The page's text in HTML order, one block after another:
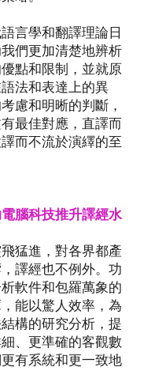
學和翻譯理論日
們更加清楚地辨析
點和限制，並就原
法和表達上的異
慮和明晰的判斷，
最佳對應，直譯而
而不流於演繹的至
腦科技推升譯經水
猛進，對各界都產
譯經也不例外。功
軟件和包羅萬象的
能以驚人效率，為
構的研究分析，提
、更準確的客觀數
有系統和更一致地